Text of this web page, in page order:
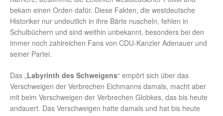
bekam einen Orden dafür. Diese Fakten, die westdeutsche
Historiker nur undeutlich in ihre Bärte nuscheln, fehlen in
Schulbüchern und sind weithin unbekannt, besonders bei den
immer noch zahlreichen Fans von CDU-Kanzler Adenauer und
seiner Partei.
Das „Labyrinth des Schweigens“ empört sich über das
Verschweigen der Verbrechen Eichmanns damals, macht aber
mit beim Verschweigen der Verbrechen Globkes, das bis heute
andauert. Das Verschweigen hatte damals und hat bis heute